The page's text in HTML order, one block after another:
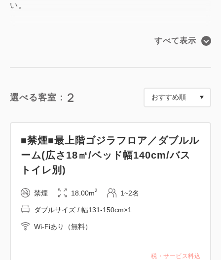
い。
こちらのプランから予約した方しかお泊りできない特
別なフロアとなっております。
【お部屋・フロアの特徴】
◎最上階30階確約
西側のお部屋は新宿副都心の超高層ビル群、東側は
まさに東京らしい景色を一望できます。
◎ゴジラフォトギャラリー
フロア内には「ゴジラシリーズ」のシーンをギャラ
※お部屋位置のご指定は承ることができません。
すべて表示
選べる客室： 2
税・サービス料込
■禁煙■最上階ゴジラフロア／ダブルル
ーム(広さ18㎡/ベッド幅140cm/バス
トイレ別)
禁煙 18.00m2 1~2名
ダブルサイズ / 幅131-150cm×1
Wi-Fiあり（無料）